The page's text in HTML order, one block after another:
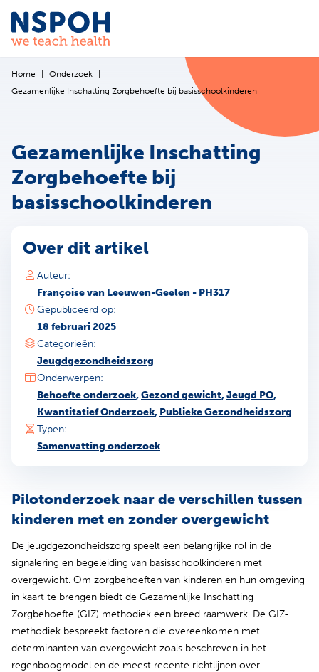
Ga naar de inhoud
Home
Onderzoek
Gezamenlijke Inschatting Zorgbehoefte bij basisschoolkinderen
Gezamenlijke Inschatting
Zorgbehoefte bij
basisschoolkinderen
Over dit artikel
Auteur:
Françoise van Leeuwen-Geelen - PH317
Gepubliceerd op:
18 februari 2025
Categorieën:
Jeugdgezondheidszorg
Onderwerpen:
Behoefte onderzoek,Gezond gewicht,Jeugd PO,
Kwantitatief Onderzoek, Publieke Gezondheidszorg
Typen:
Samenvatting onderzoek
Pilotonderzoek naar de verschillen tussen
kinderen met en zonder overgewicht
De jeugdgezondheidszorg speelt een belangrijke rol in de
signalering en begeleiding van basisschoolkinderen met
overgewicht. Om zorgbehoeften van kinderen en hun omgeving
in kaart te brengen biedt de Gezamenlijke Inschatting
Zorgbehoefte (GIZ) methodiek een breed raamwerk. De GIZ-
methodiek bespreekt factoren die overeenkomen met
determinanten van overgewicht zoals beschreven in het
regenboogmodel en de meest recente richtlijnen over